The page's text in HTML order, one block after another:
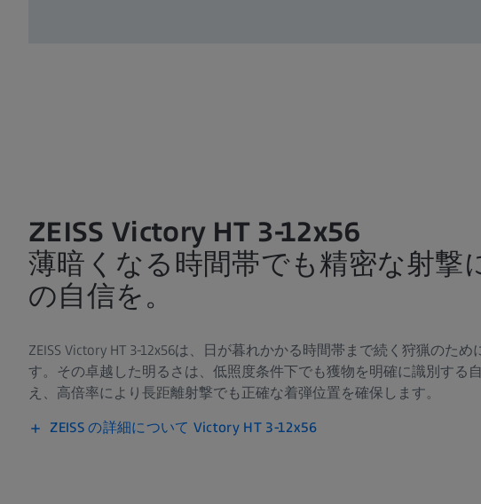
ZEISS Victory HT 3-12x56
薄暗くなる時間帯でも精密な射撃
の自信を。
ZEISS Victory HT 3-12x56は、日が暮れかかる時間帯まで続く狩猟のため
す。その卓越した明るさは、低照度条件下でも獲物を明確に識別する
え、高倍率により長距離射撃でも正確な着弾位置を確保します。
ZEISS の詳細について Victory HT 3-12x56